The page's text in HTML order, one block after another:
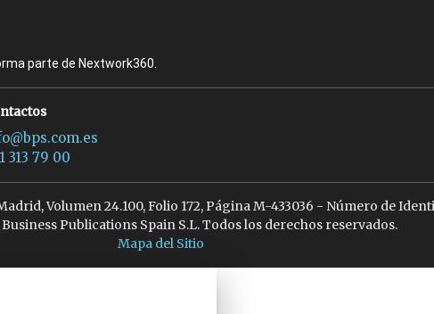
parte de Nextwork360.
313 79 00
Volumen 24.100, Folio 172, Página M-433036 - Número de
Publications Spain S.L. Todos los derechos reservados.
Mapa del Sitio